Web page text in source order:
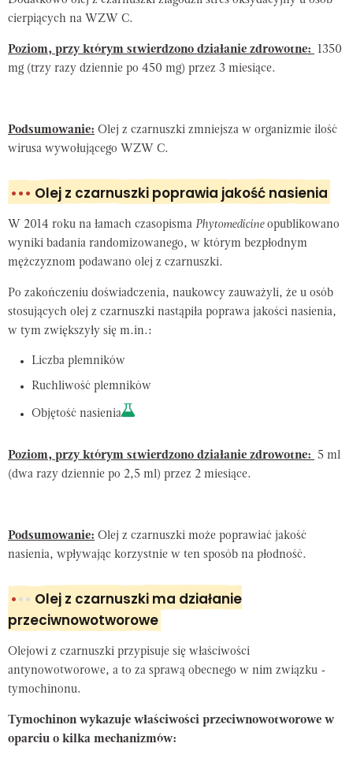
cierpiących na WZW C.
Poziom, przy którym stwierdzono działanie zdrowotne: 1350
mg (trzy razy dziennie po 450 mg) przez 3 miesiące.
Podsumowanie: Olej z czarnuszki zmniejsza w organizmie ilość
wirusa wywołującego WZW C.
••• Olej z czarnuszki poprawia jakość nasienia
W 2014 roku na łamach czasopisma Phytomedicineopublikowano
wyniki badania randomizowanego, w którym bezpłodnym
mężczyznom podawano olej z czarnuszki.
Po zakończeniu doświadczenia, naukowcy zauważyli, że u osób
stosujących olej z czarnuszki nastąpiła poprawa jakości nasienia,
w tym zwiększyły się m.in.:
Liczba plemników
Ruchliwość plemników
Objętość nasienia
Poziom, przy którym stwierdzono działanie zdrowotne: 5 ml
(dwa razy dziennie po 2,5 ml) przez 2 miesiące.
Podsumowanie: Olej z czarnuszki może poprawiać jakość
nasienia, wpływając korzystnie w ten sposób na płodność.
••• Olej z czarnuszki ma działanie
przeciwnowotworowe
Olejowi z czarnuszki przypisuje się właściwości
antynowotworowe, a to za sprawą obecnego w nim związku -
tymochinonu.
Tymochinon wykazuje właściwości przeciwnowotworowe w
oparciu o kilka mechanizmów: